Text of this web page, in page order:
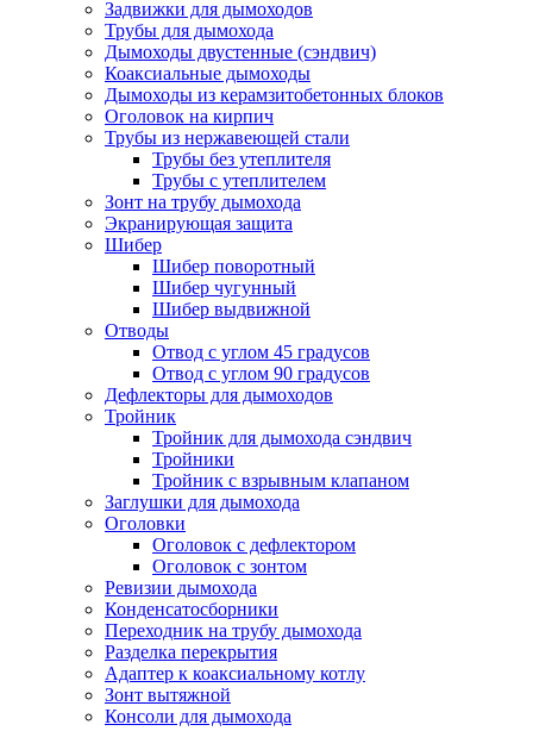
Задвижки для дымоходов
Трубы для дымохода
Дымоходы двустенные (сэндвич)
Коаксиальные дымоходы
Дымоходы из керамзитобетонных блоков
Оголовок на кирпич
Трубы из нержавеющей стали
Трубы без утеплителя
Трубы с утеплителем
Зонт на трубу дымохода
Экранирующая защита
Шибер
Шибер поворотный
Шибер чугунный
Шибер выдвижной
Отводы
Отвод с углом 45 градусов
Отвод с углом 90 градусов
Дефлекторы для дымоходов
Тройник
Тройник для дымохода сэндвич
Тройники
Тройник с взрывным клапаном
Заглушки для дымохода
Оголовки
Оголовок с дефлектором
Оголовок с зонтом
Ревизии дымохода
Конденсатосборники
Переходник на трубу дымохода
Разделка перекрытия
Адаптер к коаксиальному котлу
Зонт вытяжной
Консоли для дымохода